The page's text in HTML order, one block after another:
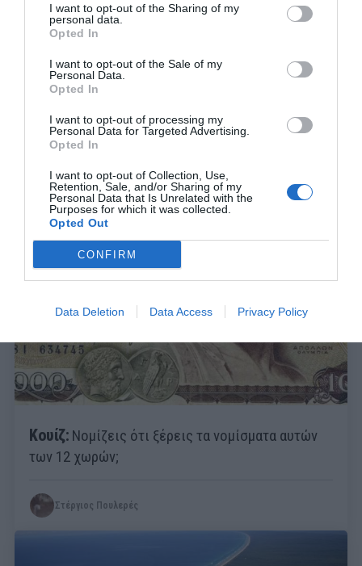
I want to opt-out of the Sharing of my
personal data.
Opted In
I want to opt-out of the Sale of my
Personal Data.
Opted In
I want to opt-out of processing my
Personal Data for Targeted Advertising.
Opted In
I want to opt-out of Collection, Use,
Retention, Sale, and/or Sharing of my
Personal Data that Is Unrelated with the
Purposes for which it was collected.
Opted Out
CONFIRM
Data Deletion Data Access Privacy Policy
Αντριάνο:Ο αυτοκράτορας έπιασε πάτο
Menshouse Team
Κουίζ: Νομίζεις ότι ξέρεις τα νομίσματα αυτών
των 12 χωρών;
Στέργιος Πουλερές